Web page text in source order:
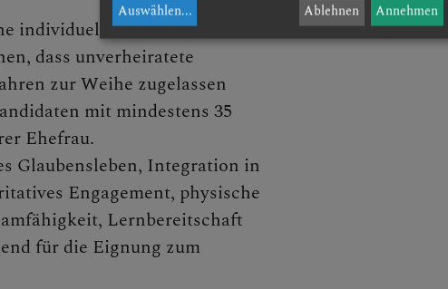
individuelle Weise.
dass unverheiratete
zur Weihe zugelassen
mit mindestens 35
Ehefrau.
Glaubensleben, Integration in
Engagement, physische
Lernbereitschaft
für die Eignung zum
Auswählen... Ablehnen Annehmen